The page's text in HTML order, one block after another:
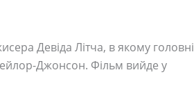
Девіда Літча, в якому головні
Джонсон. Фільм вийде у